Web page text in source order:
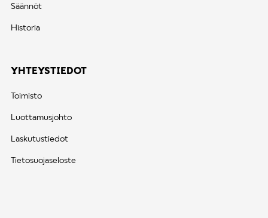
Säännöt
Historia
YHTEYSTIEDOT
Toimisto
Luottamusjohto
Laskutustiedot
Tietosuojaseloste